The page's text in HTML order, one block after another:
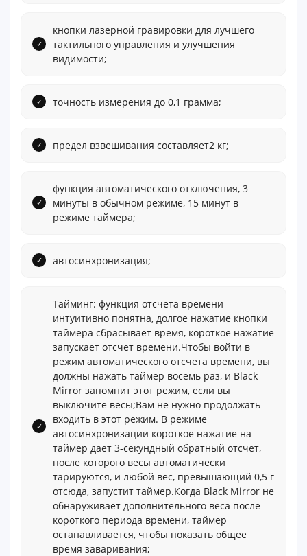
кнопки лазерной гравировки для лучшего
тактильного управления и улучшения
видимости;
точность измерения до 0,1 грамма;
предел взвешивания составляет2 кг;
функция автоматического отключения, 3
минуты в обычном режиме, 15 минут в
режиме таймера;
автосинхронизация;
Тайминг: функция отсчета времени
интуитивно понятна, долгое нажатие кнопки
таймера сбрасывает время, короткое нажатие
запускает отсчет времени.Чтобы войти в
режим автоматического отсчета времени, вы
должны нажать таймер восемь раз, и Black
Mirror запомнит этот режим, если вы
выключите весы;Вам не нужно продолжать
входить в этот режим. В режиме
автосинхронизации короткое нажатие на
таймер дает 3-секундный обратный отсчет,
после которого весы автоматически
тарируются, и любой вес, превышающий 0,5 г
отсюда, запустит таймер.Когда Black Mirror не
обнаруживает дополнительного веса после
короткого периода времени, таймер
останавливается, чтобы показать общее
время заваривания;